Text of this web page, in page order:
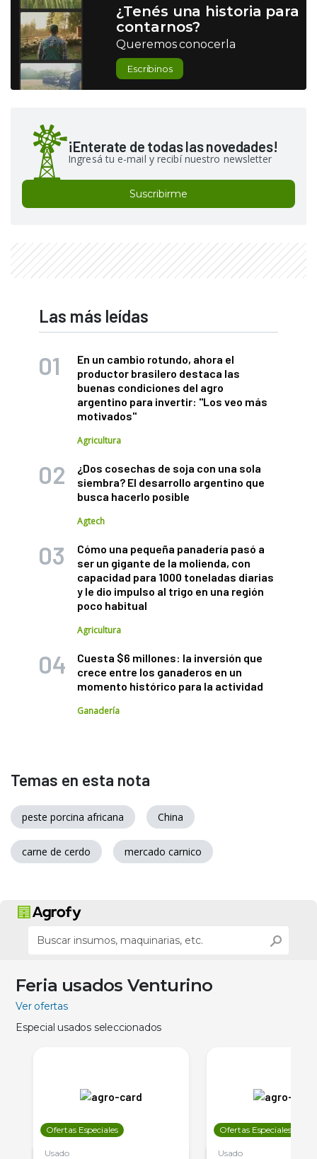
¿Tenés una historia para
contarnos?
Queremos conocerla
Escribinos
¡Enterate de todas las novedades!
Ingresá tu e-mail y recibí nuestro newsletter
Suscribirme
Las más leídas
En un cambio rotundo, ahora el
productor brasilero destaca las
buenas condiciones del agro
argentino para invertir: "Los veo más
motivados"
Agricultura
¿Dos cosechas de soja con una sola
siembra? El desarrollo argentino que
busca hacerlo posible
Agtech
Cómo una pequeña panadería pasó a
ser un gigante de la molienda, con
capacidad para 1000 toneladas diarias
y le dio impulso al trigo en una región
poco habitual
Agricultura
Cuesta $6 millones: la inversión que
crece entre los ganaderos en un
momento histórico para la actividad
Ganadería
Temas en esta nota
peste porcina africana China
carne de cerdo mercado carnico
Feria usados Venturino
Ver ofertas
Especial usados seleccionados
Ofertas Especiales
Usado
Ofertas Especiales
Usado